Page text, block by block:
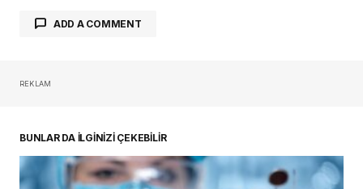
ADD A COMMENT
REKLAM
BUNLAR DA İLGİNİZİ ÇEKEBİLİR